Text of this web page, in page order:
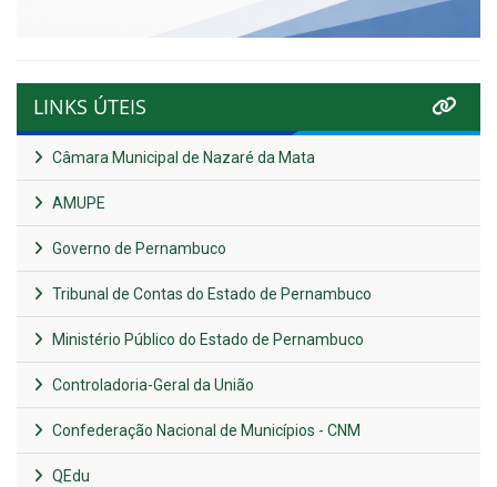
LINKS ÚTEIS
Câmara Municipal de Nazaré da Mata
AMUPE
Governo de Pernambuco
Tribunal de Contas do Estado de Pernambuco
Ministério Público do Estado de Pernambuco
Controladoria-Geral da União
Confederação Nacional de Municípios - CNM
QEdu